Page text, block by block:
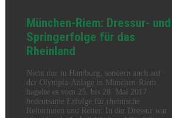
München-Riem: Dressur- und
Springerfolge für das
Rheinland
Nicht nur in Hamburg, sondern auch auf
der Olympia-Anlage in München-Riem
hagelte es vom 25. bis 28. Mai 2017
bedeutsame Erfolge für rheinische
Reiterinnen und Reiter. In der Dressur war